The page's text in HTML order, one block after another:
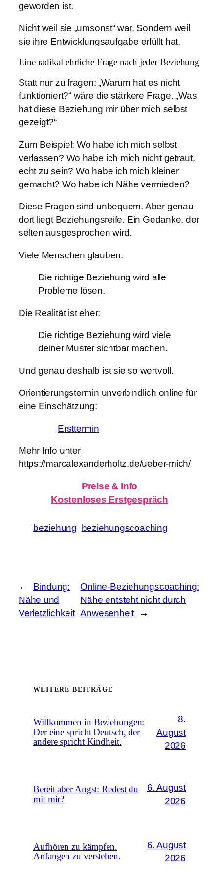
geworden ist.
Nicht weil sie „umsonst“ war. Sondern weil
sie ihre Entwicklungsaufgabe erfüllt hat.
Eine radikal ehrliche Frage nach jeder Beziehung
Statt nur zu fragen: „Warum hat es nicht
funktioniert?“ wäre die stärkere Frage. „Was
hat diese Beziehung mir über mich selbst
gezeigt?“
Zum Beispiel: Wo habe ich mich selbst
verlassen? Wo habe ich mich nicht getraut,
echt zu sein? Wo habe ich mich kleiner
gemacht? Wo habe ich Nähe vermieden?
Diese Fragen sind unbequem. Aber genau
dort liegt Beziehungsreife. Ein Gedanke, der
selten ausgesprochen wird.
Viele Menschen glauben:
Die richtige Beziehung wird alle
Probleme lösen.
Die Realität ist eher:
Die richtige Beziehung wird viele
deiner Muster sichtbar machen.
Und genau deshalb ist sie so wertvoll.
Orientierungstermin unverbindlich online für
eine Einschätzung:
Ersttermin
Mehr Info unter
https://marcalexanderholtz.de/ueber-mich/
Preise & Info
Kostenloses Erstgespräch
beziehung beziehungscoaching
←
Bindung:
Nähe und
Verletzlichkeit
Online-Beziehungscoaching:
Nähe entsteht nicht durch
Anwesenheit
→
WEITERE BEITRÄGE
Willkommen in Beziehungen:
Der eine spricht Deutsch, der
andere spricht Kindheit.
8.
August
2026
Bereit aber Angst: Redest du
mit mir?
6. August
2026
Aufhören zu kämpfen.
Anfangen zu verstehen.
6. August
2026